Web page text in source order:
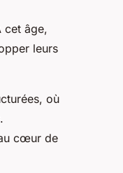
cet âge,
leurs
où
cœur de